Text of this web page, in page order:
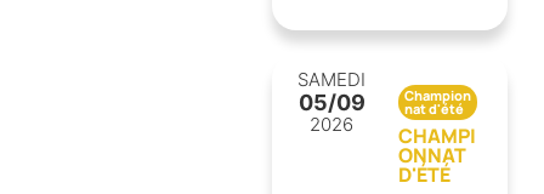
SAMEDI
05/09
2026
Champion
nat d'été
CHAMPI
ONNAT
D'ÉTÉ